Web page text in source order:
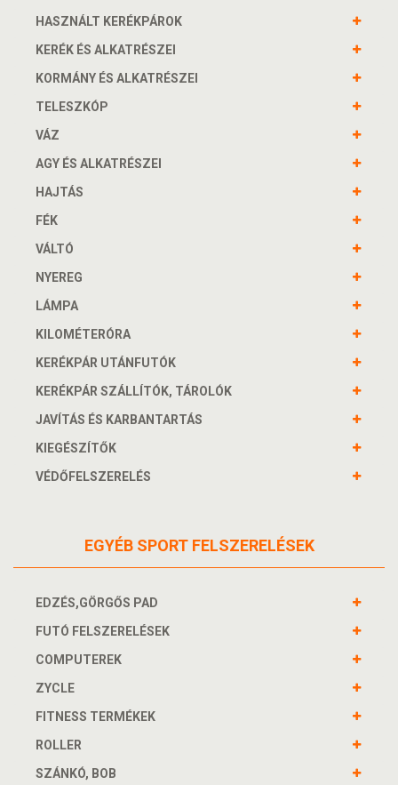
HASZNÁLT KERÉKPÁROK
KERÉK ÉS ALKATRÉSZEI
KORMÁNY ÉS ALKATRÉSZEI
TELESZKÓP
VÁZ
AGY ÉS ALKATRÉSZEI
HAJTÁS
FÉK
VÁLTÓ
NYEREG
LÁMPA
KILOMÉTERÓRA
KERÉKPÁR UTÁNFUTÓK
KERÉKPÁR SZÁLLÍTÓK, TÁROLÓK
JAVÍTÁS ÉS KARBANTARTÁS
KIEGÉSZÍTŐK
VÉDŐFELSZERELÉS
EGYÉB SPORT FELSZERELÉSEK
EDZÉS,GÖRGŐS PAD
FUTÓ FELSZERELÉSEK
COMPUTEREK
ZYCLE
FITNESS TERMÉKEK
ROLLER
SZÁNKÓ, BOB